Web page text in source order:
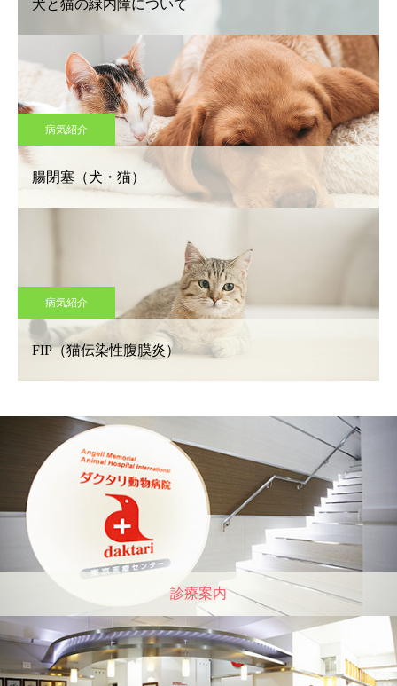
犬と猫の緑内障について
病気紹介
腸閉塞（犬・猫）
病気紹介
FIP（猫伝染性腹膜炎）
診療案内